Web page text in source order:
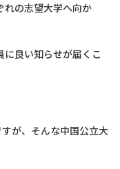
れの志望大学へ向か
良い知らせが届くこ
が、そんな中国公立大